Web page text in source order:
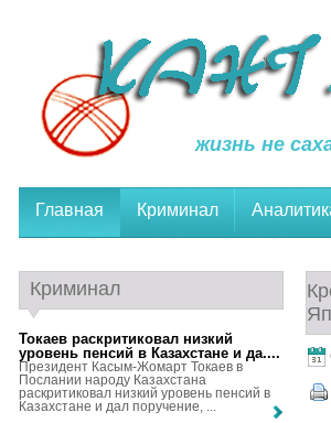
жизнь не
Главная Криминал
Криминал
Токаев раскритиковал низкий
уровень пенсий в Казахстане и да....
Президент Касым-Жомарт Токаев в
Послании народу Казахстана
раскритиковал низкий уровень пенсий в
Казахстане и дал поручение, ...